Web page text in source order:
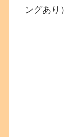
ングあり）